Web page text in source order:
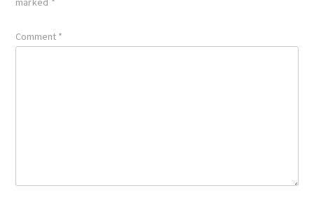
Comment *